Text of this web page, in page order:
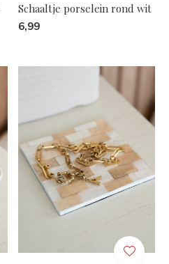
Schaaltje porselein rond wit
6,99